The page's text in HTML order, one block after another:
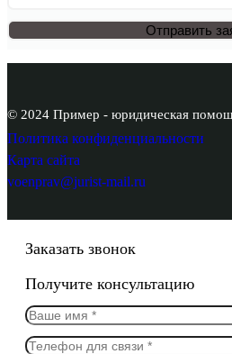
© 2024 Пример - юридическая
Политика конфиденциальности
Карта сайта
voenprav@jurist-mail.ru
Заказать звонок
Получите консультацию